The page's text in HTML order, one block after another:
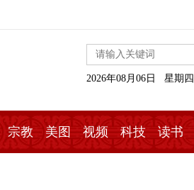
2026年08月06日 星期四
宗教 美图 视频 科技 读书